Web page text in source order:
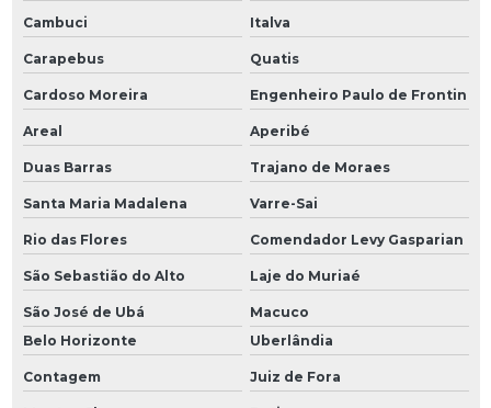
Cambuci Italva
Carapebus Quatis
Cardoso Moreira Engenheiro Paulo de Frontin
Areal Aperibé
Duas Barras Trajano de Moraes
Santa Maria Madalena Varre-Sai
Rio das Flores Comendador Levy Gasparian
São Sebastião do Alto Laje do Muriaé
São José de Ubá
Macuco
Belo Horizonte
Uberlândia
Contagem Juiz de Fora